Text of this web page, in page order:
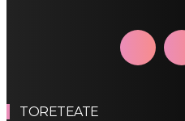
TORETEATE